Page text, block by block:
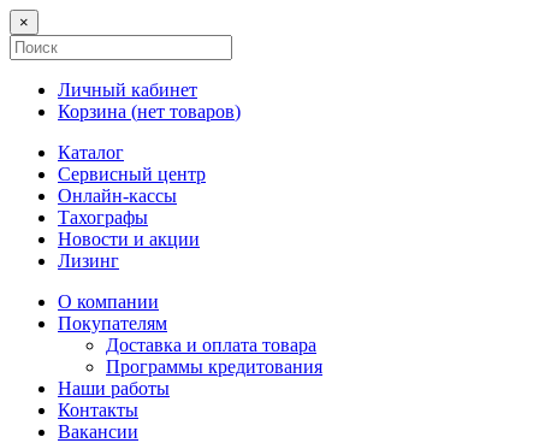
×
Личный кабинет
Корзина (нет товаров)
Каталог
Сервисный центр
Онлайн-кассы
Тахографы
Новости и акции
Лизинг
О компании
Покупателям
Доставка и оплата товара
Программы кредитования
Наши работы
Контакты
Вакансии